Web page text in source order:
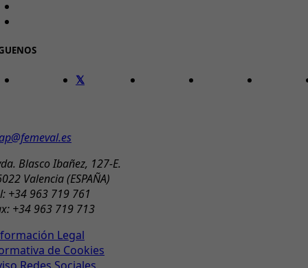
Blasco Ibañez, 127-E.
Valencia (ESPAÑA)
+34 963 719 761
+34 963 719 713
Legal
de Cookies